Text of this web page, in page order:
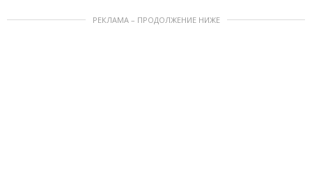
РЕКЛАМА – ПРОДОЛЖЕНИЕ НИЖЕ